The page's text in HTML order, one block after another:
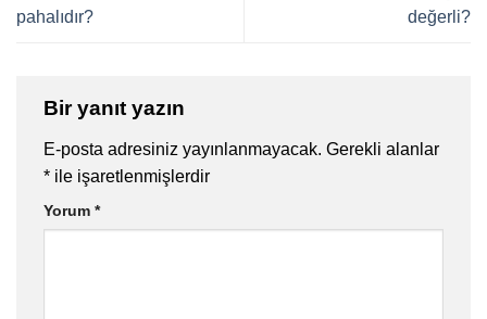
pahalıdır?
değerli?
Bir yanıt yazın
E-posta adresiniz yayınlanmayacak. Gerekli alanlar
* ile işaretlenmişlerdir
Yorum *